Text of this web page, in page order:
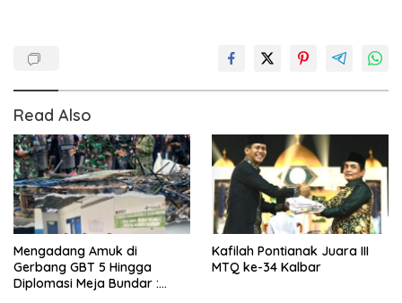
Read Also
Mengadang Amuk di
Gerbang GBT 5 Hingga
Diplomasi Meja Bundar :
Kafilah Pontianak Juara III
MTQ ke-34 Kalbar